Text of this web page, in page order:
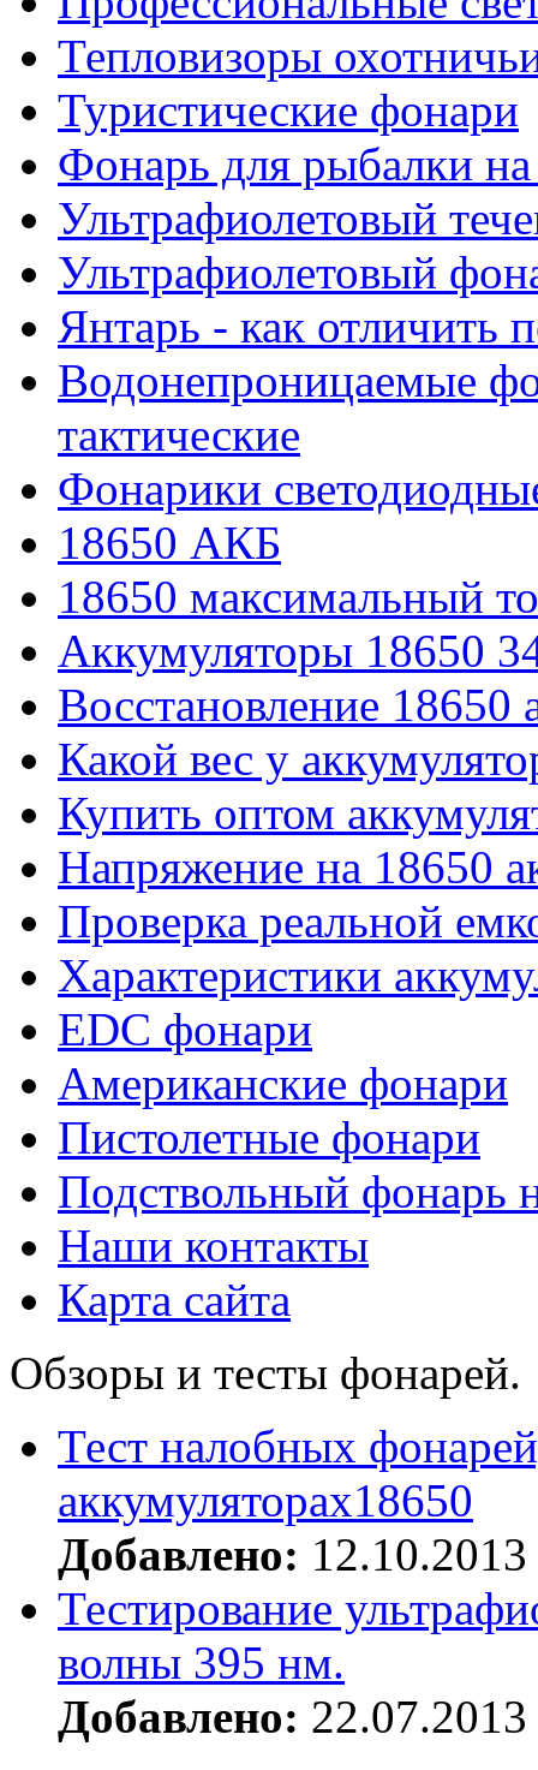
Тепловизоры
Туристические фонари
Фонарь для рыбалки на
Ультрафиолетовый
Ультрафиолетовый
Янтарь - как отличить
Водонепроницаемые
тактические
Фонарики
18650 АКБ
18650 максимальный
Аккумуляторы 18650
Восстановление 18650
Какой вес у
Купить оптом
Напряжение на 18650
Проверка реальной
Характеристики
EDC фонари
Американские фонари
Пистолетные фонари
Подствольный фонарь
Наши контакты
Карта сайта
Обзоры и тесты фонарей.
Тест налобных
аккумуляторах18650
Добавлено: 12.10.2013
Тестирование
волны 395 нм.
Добавлено: 22.07.2013